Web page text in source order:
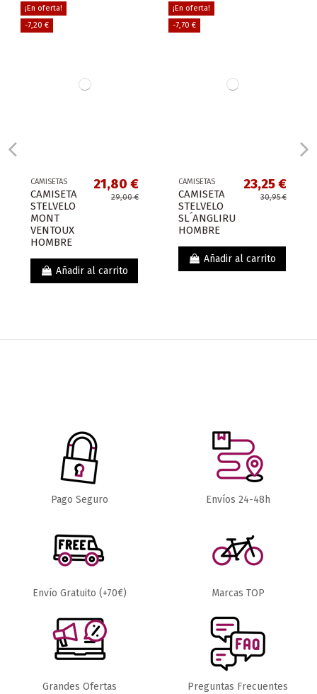
¡En oferta!
-7,20 €
CAMISETAS
CAMISETA
STELVELO
MONT
VENTOUX
HOMBRE
21,80 €
29,00 €
Añadir al carrito
¡En oferta!
-7,70 €
CAMISETAS
CAMISETA
STELVELO
SL´ANGLIRU
HOMBRE
23,25 €
30,95 €
Añadir al carrito
CAMISETA
DEFEND
45,50 €
Añadir al carrito
CAMISETA
LIVE MUJER
23,25 €
Añadir al carrito
Pago Seguro Envíos 24-48h
Envío Gratuito (+70€) Marcas TOP
Grandes Ofertas Preguntas Frecuentes